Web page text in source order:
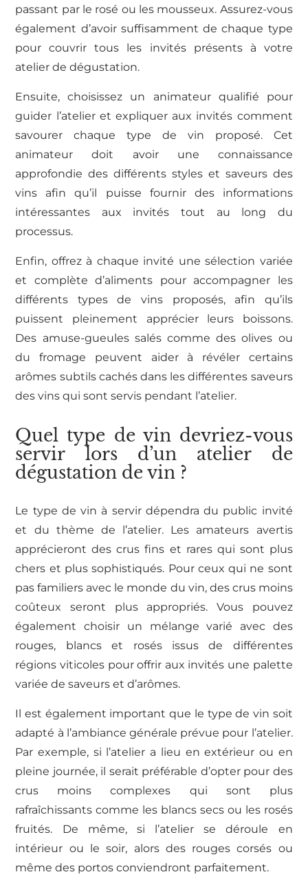
passant par le rosé ou les mousseux. Assurez-vous
également d’avoir suffisamment de chaque type
pour couvrir tous les invités présents à votre
atelier de dégustation.
Ensuite, choisissez un animateur qualifié pour
guider l’atelier et expliquer aux invités comment
savourer chaque type de vin proposé. Cet
animateur doit avoir une connaissance
approfondie des différents styles et saveurs des
vins afin qu’il puisse fournir des informations
intéressantes aux invités tout au long du
processus.
Enfin, offrez à chaque invité une sélection variée
et complète d’aliments pour accompagner les
différents types de vins proposés, afin qu’ils
puissent pleinement apprécier leurs boissons.
Des amuse-gueules salés comme des olives ou
du fromage peuvent aider à révéler certains
arômes subtils cachés dans les différentes saveurs
des vins qui sont servis pendant l’atelier.
Quel type de vin devriez-vous
servir lors d’un atelier de
dégustation de vin ?
Le type de vin à servir dépendra du public invité
et du thème de l’atelier. Les amateurs avertis
apprécieront des crus fins et rares qui sont plus
chers et plus sophistiqués. Pour ceux qui ne sont
pas familiers avec le monde du vin, des crus moins
coûteux seront plus appropriés. Vous pouvez
également choisir un mélange varié avec des
rouges, blancs et rosés issus de différentes
régions viticoles pour offrir aux invités une palette
variée de saveurs et d’arômes.
Il est également important que le type de vin soit
adapté à l’ambiance générale prévue pour l’atelier.
Par exemple, si l’atelier a lieu en extérieur ou en
pleine journée, il serait préférable d’opter pour des
crus moins complexes qui sont plus
rafraîchissants comme les blancs secs ou les rosés
fruités. De même, si l’atelier se déroule en
intérieur ou le soir, alors des rouges corsés ou
même des portos conviendront parfaitement.